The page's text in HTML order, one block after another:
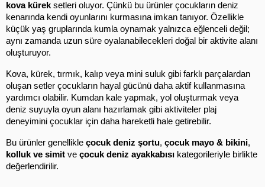
kova kürek setleri oluyor. Çünkü bu ürünler çocukların deniz
kenarında kendi oyunlarını kurmasına imkan tanıyor. Özellikle
küçük yaş gruplarında kumla oynamak yalnızca eğlenceli değil;
aynı zamanda uzun süre oyalanabilecekleri doğal bir aktivite alanı
oluşturuyor.
Kova, kürek, tırmık, kalıp veya mini suluk gibi farklı parçalardan
oluşan setler çocukların hayal gücünü daha aktif kullanmasına
yardımcı olabilir. Kumdan kale yapmak, yol oluşturmak veya
deniz suyuyla oyun alanı hazırlamak gibi aktiviteler plaj
deneyimini çocuklar için daha hareketli hale getirebilir.
Bu ürünler genellikle çocuk deniz şortu, çocuk mayo & bikini
kolluk ve simit ve çocuk deniz ayakkabısı kategorileriyle birlikte
değerlendirilir.